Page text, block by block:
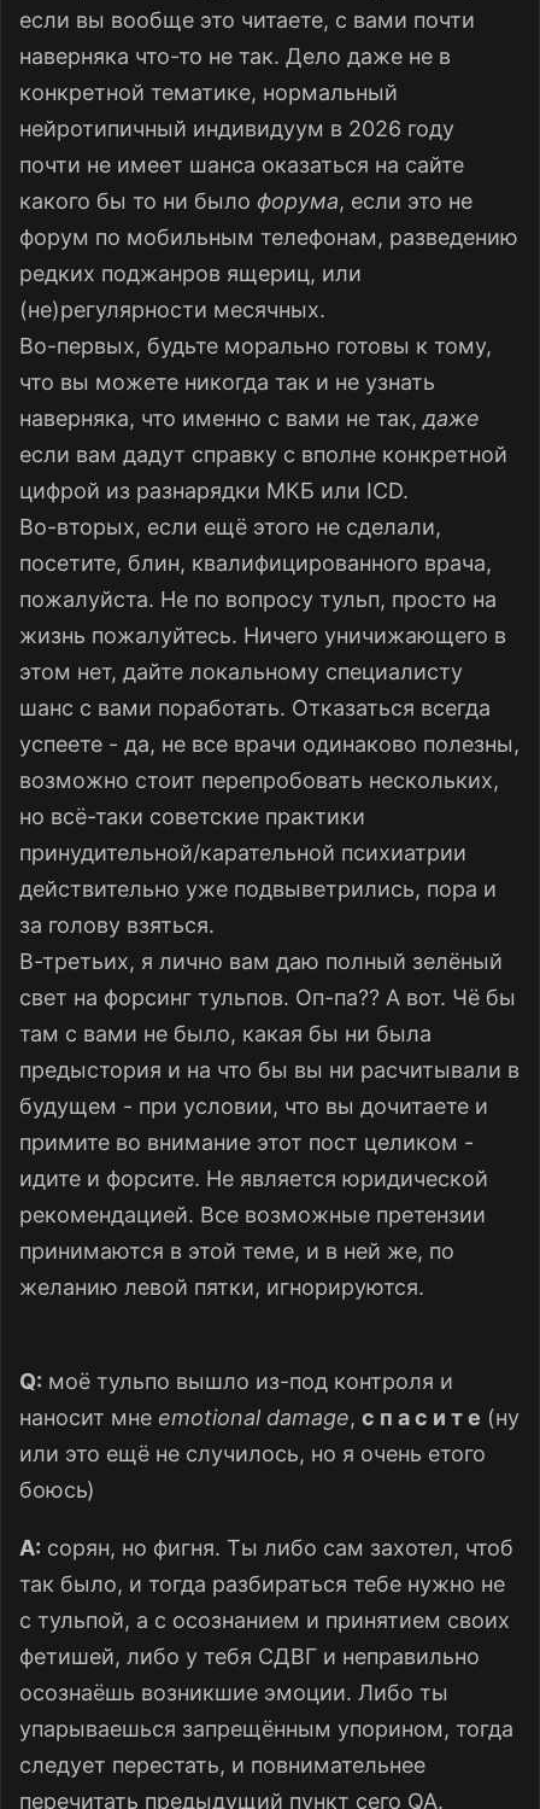
если вы вообще это читаете, с вами почти
наверняка что-то не так. Дело даже не в
конкретной тематике, нормальный
нейротипичный индивидуум в 2026 году
почти не имеет шанса оказаться на сайте
какого бы то ни было форума, если это не
форум по мобильным телефонам, разведению
редких поджанров ящериц, или
(не)регулярности месячных.
Во-первых, будьте морально готовы к тому,
что вы можете никогда так и не узнать
наверняка, что именно с вами не так,даже
если вам дадут справку с вполне конкретной
цифрой из разнарядки МКБ или ICD.
Во-вторых, если ещё этого не сделали,
посетите, блин, квалифицированного врача,
пожалуйста. Не по вопросу тульп, просто на
жизнь пожалуйтесь. Ничего уничижающего в
этом нет, дайте локальному специалисту
шанс с вами поработать. Отказаться всегда
успеете - да, не все врачи одинаково полезны,
возможно стоит перепробовать нескольких,
но всё-таки советские практики
принудительной/карательной психиатрии
действительно уже подвыветрились, пора и
за голову взяться.
В-третьих, я лично вам даю полный зелёный
свет на форсинг тульпов. Оп-па?? А вот. Чё бы
там с вами не было, какая бы ни была
предыстория и на что бы вы ни расчитывали в
будущем - при условии, что вы дочитаете и
примите во внимание этот пост целиком -
идите и форсите. Не является юридической
рекомендацией. Все возможные претензии
принимаются в этой теме, и в ней же, по
желанию левой пятки, игнорируются.
Q: моё тульпо вышло из-под контроля и
наносит мне emotional damage, с п а с и т е (ну
или это ещё не случилось, но я очень етого
боюсь)
A: сорян, но фигня. Ты либо сам захотел, чтоб
так было, и тогда разбираться тебе нужно не
с тульпой, а с осознанием и принятием своих
фетишей, либо у тебя СДВГ и неправильно
осознаёшь возникшие эмоции. Либо ты
упарываешься запрещённым упорином, тогда
следует перестать, и повнимательнее
перечитать предыдущий пункт сего QA.